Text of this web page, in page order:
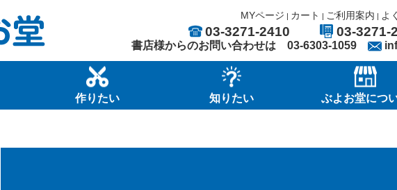
MYページ | カート | ご利用案内 | よ
03-3271-2410 03-3271-
書店様からのお問い合わせは 03-6303-1059
作りたい 知りたい ぶよお堂につ